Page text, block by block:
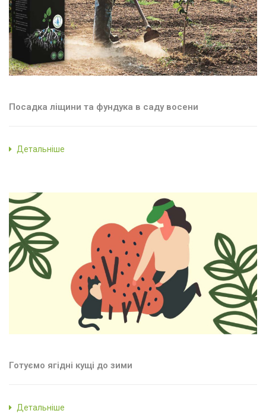
Посадка ліщини та фундука в саду восени
Детальніше
Готуємо ягідні кущі до зими
Детальніше